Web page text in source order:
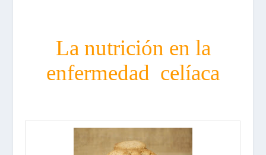
La nutrición en la
enfermedad celíaca